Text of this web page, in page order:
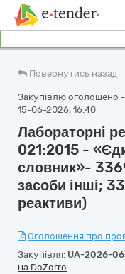
Повернутись назад
Закупівлю оголошено -
15-06-2026, 16:40
Лабораторні
021:2015 -
словник»-
засоби інші;
реактиви)
Оголошення про
Закупівля: UA-2026-
на DoZorro